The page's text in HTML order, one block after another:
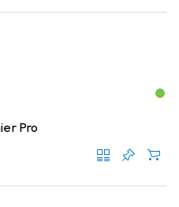
Pro